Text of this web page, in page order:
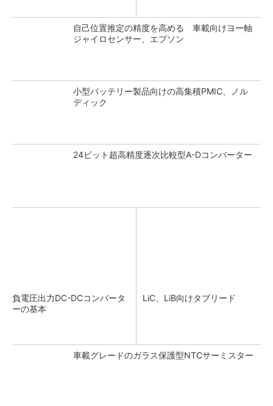
自己位置推定の精度を高める 車載向けヨー軸
ジャイロセンサー、エプソン
小型バッテリー製品向けの高集積PMIC、ノル
ディック
24ビット超高精度逐次比較型A-Dコンバーター
負電圧出力DC-DCコンバータ
ーの基本
LiC、LiB向けタブリード
車載グレードのガラス保護型NTCサーミスター